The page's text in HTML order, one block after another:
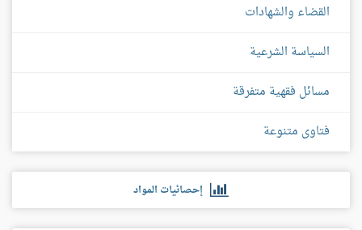
القضاء والشهادات
السياسة الشرعية
مسائل فقهية متفرقة
فتاوى متنوعة
إحصائيات المواد